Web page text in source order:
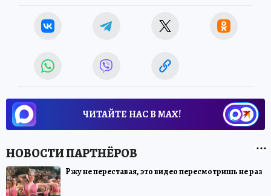
ЧИТАЙТЕ НАС В МАХ!
Ржу не переставая, это видео пересмотришь не раз